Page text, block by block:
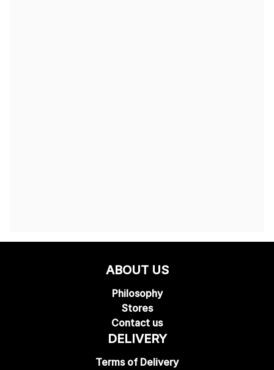
ABOUT US
Philosophy
Stores
Contact us
DELIVERY
Terms of Delivery